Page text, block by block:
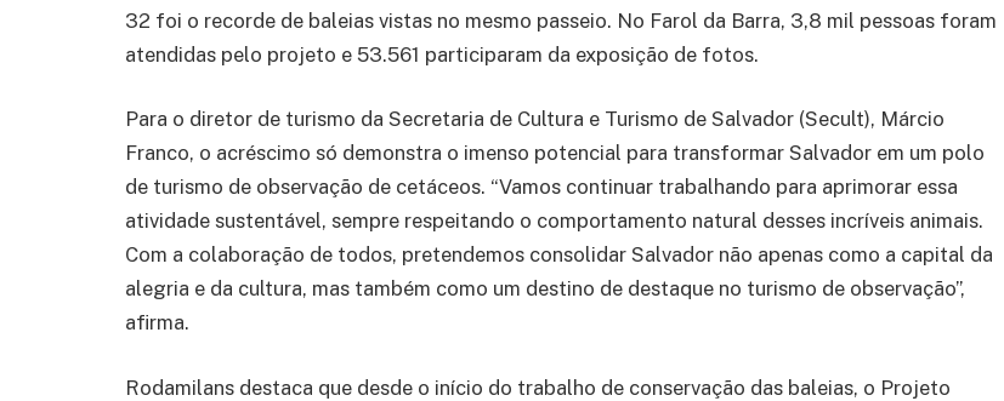
32 foi o recorde de baleias vistas no mesmo passeio. No Farol da Barra, 3,8 mil pessoas foram
atendidas pelo projeto e 53.561 participaram da exposição de fotos.
Para o diretor de turismo da Secretaria de Cultura e Turismo de Salvador (Secult), Márcio
Franco, o acréscimo só demonstra o imenso potencial para transformar Salvador em um polo
de turismo de observação de cetáceos. “Vamos continuar trabalhando para aprimorar essa
atividade sustentável, sempre respeitando o comportamento natural desses incríveis animais.
Com a colaboração de todos, pretendemos consolidar Salvador não apenas como a capital da
alegria e da cultura, mas também como um destino de destaque no turismo de observação”,
afirma.
Rodamilans destaca que desde o início do trabalho de conservação das baleias, o Projeto